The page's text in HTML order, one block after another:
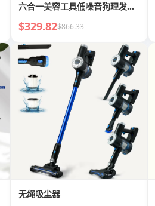
六合一美容工具低噪音狗理发器
temu
$329.82$866.33
无绳吸尘器